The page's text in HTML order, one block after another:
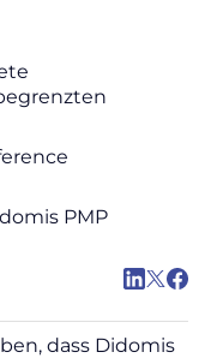
PMP
dass Didomis